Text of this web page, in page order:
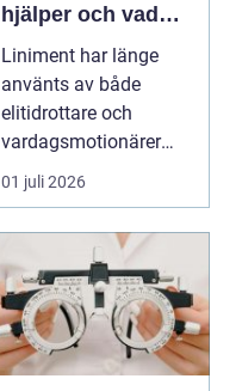
hjälper och vad
man bör tänka på
Liniment har länge
använts av både
elitidrottare och
vardagsmotionärer
för...
01 juli 2026